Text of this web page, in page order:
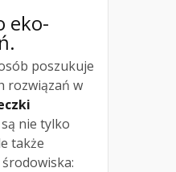
eko-
poszukuje
rozwiązań w
są nie tylko
także